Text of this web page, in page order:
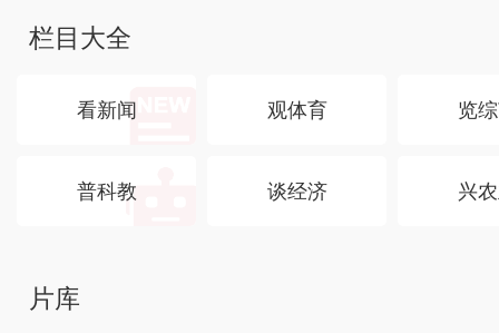
栏目大全
看新闻 观体育 览
普科教 谈经济 兴
片库